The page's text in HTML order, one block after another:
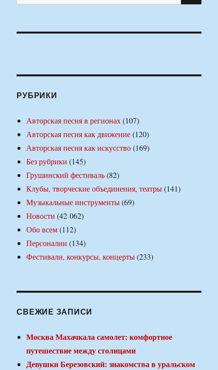
РУБРИКИ
Авторская песня в регионах(107)
Авторская песня как движение(120)
Авторская песня как искусство(169)
Без рубрики (145)
Грушинский фестиваль(82)
Клубы, творческие объединения, театры(141)
Музыкальные инструменты(69)
Новости (42 062)
Обо всем(112)
Персоналии (134)
Фестивали, конкурсы, концерты(233)
СВЕЖИЕ ЗАПИСИ
Москва Махачкала самолет: комфортное
путешествие между столицами
Девушки Березовский: знакомства в уральском